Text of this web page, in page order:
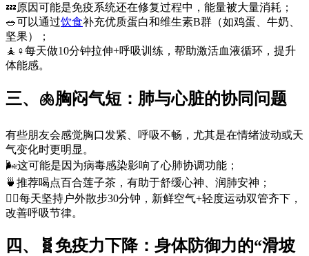
💤原因可能是免疫系统还在修复过程中，能量被大量消耗；
🥗可以通过饮食补充优质蛋白和维生素B群（如鸡蛋、牛奶、
坚果）；
🧘♀️每天做10分钟拉伸+呼吸训练，帮助激活血液循环，提升
体能感。
三、🫁胸闷气短：肺与心脏的协同问题
有些朋友会感觉胸口发紧、呼吸不畅，尤其是在情绪波动或天
气变化时更明显。
🌬️这可能是因为病毒感染影响了心肺协调功能；
🍵推荐喝点百合莲子茶，有助于舒缓心神、润肺安神；
🚶‍♀️每天坚持户外散步30分钟，新鲜空气+轻度运动双管齐下，
改善呼吸节律。
四、🧬免疫力下降：身体防御力的“滑坡